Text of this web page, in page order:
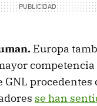
Europa
competencia
procedentes
se han